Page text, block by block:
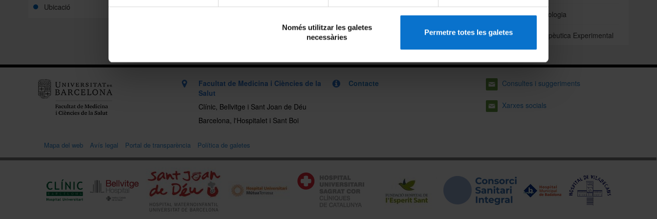
Només utilitzar les galetes
necessàries
Permetre totes les galetes
Ubicació Comparteix-ho:
Odontoestomatologia
Patologia i Terapèutica Experimental
Facultat de Medicina i Ciències de la
Salut
Clínic, Bellvitge i Sant Joan de Déu
Barcelona, l'Hospitalet i Sant Boi
Contacte Consultes i suggeriments
Xarxes socials
Mapa del web Avís legal Portal de transparència Política de galetes